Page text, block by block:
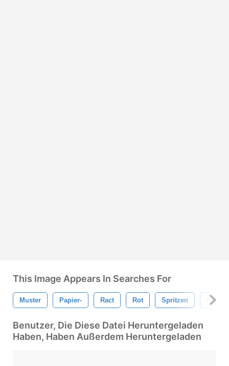
This Image Appears In Searches For
Muster Papier- Ract Rot Spritzen Pinsel
Benutzer, Die Diese Datei Heruntergeladen
Haben, Haben Außerdem Heruntergeladen